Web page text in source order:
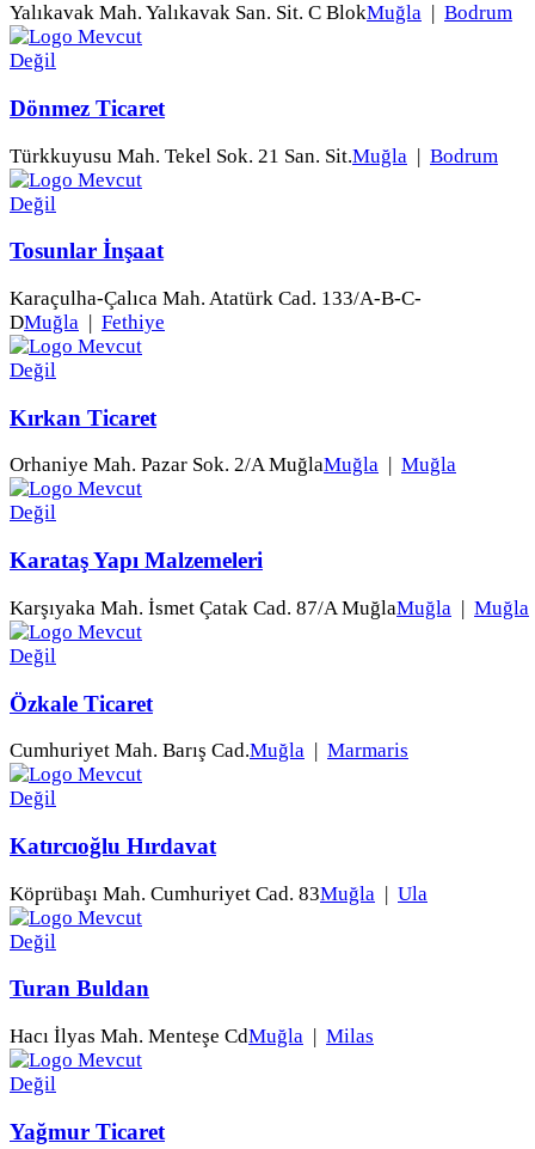
Yalıkavak Mah. Yalıkavak San. Sit. C BlokMuğla | Bodrum
Dönmez Ticaret
Türkkuyusu Mah. Tekel Sok. 21 San. Sit.Muğla | Bodrum
Tosunlar İnşaat
Karaçulha-Çalıca Mah. Atatürk Cad. 133/A-B-C-
DMuğla | Fethiye
Kırkan Ticaret
Orhaniye Mah. Pazar Sok. 2/A MuğlaMuğla Muğla
Karataş Yapı Malzemeleri
Karşıyaka Mah. İsmet Çatak Cad. 87/A MuğlaMuğla | Muğla
Özkale Ticaret
Cumhuriyet Mah. Barış Cad.Muğla Marmaris
Katırcıoğlu Hırdavat
Köprübaşı Mah. Cumhuriyet Cad. 83Muğla | Ula
Turan Buldan
Hacı İlyas Mah. Menteşe CdMuğla | Milas
Yağmur Ticaret